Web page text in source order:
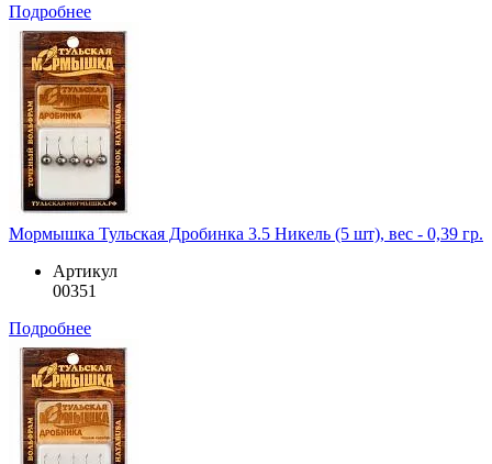
Подробнее
Мормышка Тульская Дробинка 3.5 Никель (5 шт), вес - 0,39 гр.
Артикул
00351
Подробнее